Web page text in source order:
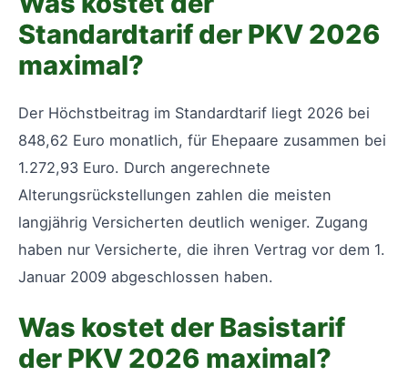
Standardtarif der PKV 2026
maximal?
Der Höchstbeitrag im Standardtarif liegt 2026 bei
848,62 Euro monatlich, für Ehepaare zusammen bei
1.272,93 Euro. Durch angerechnete
Alterungsrückstellungen zahlen die meisten
langjährig Versicherten deutlich weniger. Zugang
haben nur Versicherte, die ihren Vertrag vor dem 1.
Januar 2009 abgeschlossen haben.
Was kostet der Basistarif
der PKV 2026 maximal?